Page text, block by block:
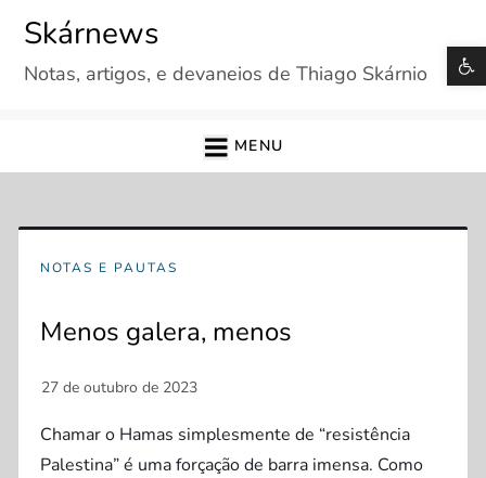
content
Skárnews
Notas, artigos, e devaneios de Thiago Skárnio
MENU
NOTAS E PAUTAS
Menos galera, menos
Chamar o Hamas simplesmente de “resistência
Palestina” é uma forçação de barra imensa. Como